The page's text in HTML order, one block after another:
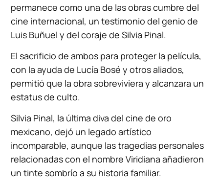
permanece como una de las obras cumbre del
cine internacional, un testimonio del genio de
Luis Buñuel y del coraje de Silvia Pinal.
El sacrificio de ambos para proteger la película,
con la ayuda de Lucía Bosé y otros aliados,
permitió que la obra sobreviviera y alcanzara un
estatus de culto.
Silvia Pinal, la última diva del cine de oro
mexicano, dejó un legado artístico
incomparable, aunque las tragedias personales
relacionadas con el nombre Viridiana añadieron
un tinte sombrío a su historia familiar.